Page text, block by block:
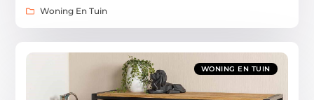
Woning En Tuin
WONING EN TUIN